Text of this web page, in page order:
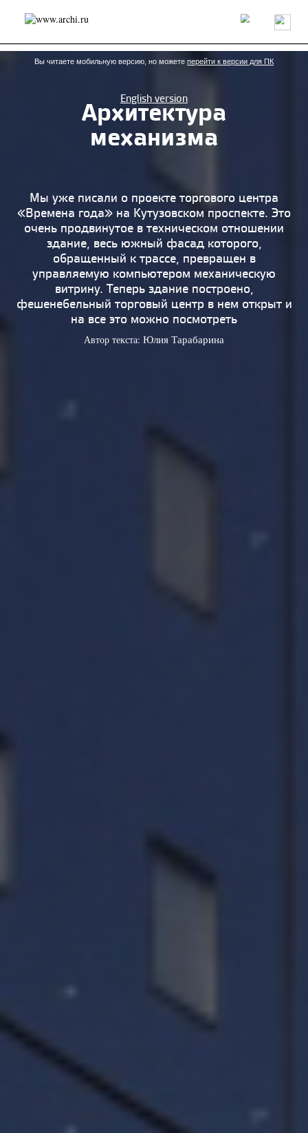
Россия Мир Технологии Интерьер Пресса
Архитекторы
Проекты
Конкурсы События Книги Вакансии
Анонсы конкурсов
Блог
Интервью Исследование
Объект
Результаты конкурса
Книги
Наследие Образование
Урбанистика
Эко
Вы читаете мобильную версию, но можете перейти к версии для ПК
English version
Архитектура
механизма
Мы уже писали о проекте торгового центра
«Времена года» на Кутузовском проспекте. Это
очень продвинутое в техническом отношении
здание, весь южный фасад которого,
обращенный к трассе, превращен в
управляемую компьютером механическую
витрину. Теперь здание построено,
фешенебельный торговый центр в нем открыт и
на все это можно посмотреть
Автор текста: Юлия Тарабарина